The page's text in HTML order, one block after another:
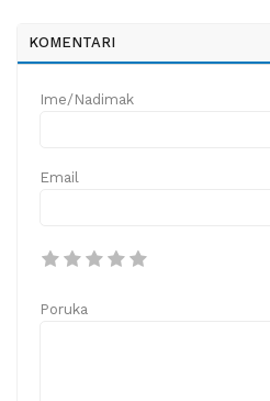
KOMENTARI
Ime/Nadimak
Email
Poruka